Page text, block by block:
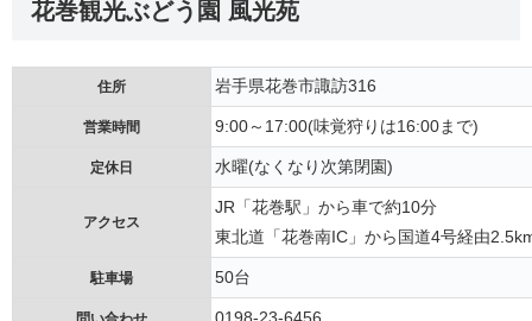
花巻観光ぶどう園 風光苑
住所 岩手県花巻市諏訪316
営業時間 9:00～17:00(味覚狩りは16:00まで)
定休日 水曜(なくなり次第閉園)
アクセス
JR「花巻駅」から車で約10分
東北道「花巻南IC」から国道4号経由
駐車場 50台